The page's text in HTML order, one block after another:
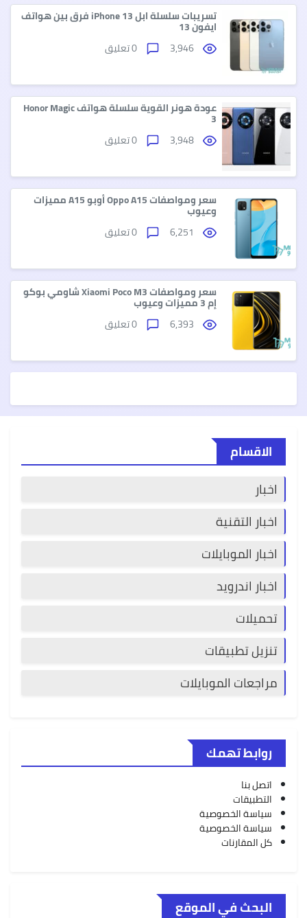
تسريبات سلسلة ابل iPhone 13 فرق بين هواتف
ايفون 13
عودة هونر القوية سلسلة هواتف Honor Magic
3
سعر ومواصفات Oppo A15 أوبو A15 مميزات
وعيوب
سعر ومواصفات Xiaomi Poco M3 شاومي بوكو
إم 3 مميزات وعيوب
الاقسام
اخبار
اخبار التقنية
اخبار الموبايلات
اخبار اندرويد
تحميلات
تنزيل تطبيقات
مراجعات الموبايلات
روابط تهمك
اتصل بنا
التطبيقات
سياسة الخصوصية
سياسة الخصوصية
كل المقارنات
البحث في الموقع